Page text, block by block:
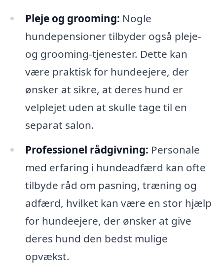
Pleje og grooming: Nogle
hundepensioner tilbyder også pleje-
og grooming-tjenester. Dette kan
være praktisk for hundeejere, der
ønsker at sikre, at deres hund er
velplejet uden at skulle tage til en
separat salon.
Professionel rådgivning: Personale
med erfaring i hundeadfærd kan ofte
tilbyde råd om pasning, træning og
adfærd, hvilket kan være en stor hjælp
for hundeejere, der ønsker at give
deres hund den bedst mulige
opvækst.